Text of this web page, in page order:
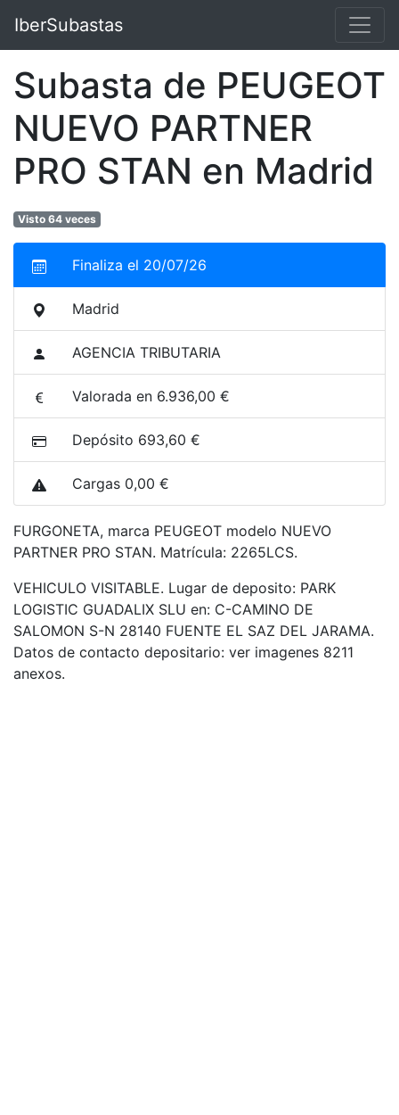
IberSubastas
Subasta de PEUGEOT
NUEVO PARTNER
PRO STAN en Madrid
Visto 64 veces
Finaliza el 20/07/26
Madrid
AGENCIA TRIBUTARIA
Valorada en 6.936,00 €
Depósito 693,60 €
Cargas 0,00 €
FURGONETA, marca PEUGEOT modelo NUEVO
PARTNER PRO STAN. Matrícula: 2265LCS.
VEHICULO VISITABLE. Lugar de deposito: PARK
LOGISTIC GUADALIX SLU en: C-CAMINO DE
SALOMON S-N 28140 FUENTE EL SAZ DEL JARAMA.
Datos de contacto depositario: ver imagenes 8211
anexos.